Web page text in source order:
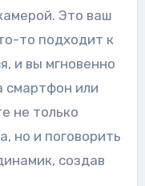
Это ваш
то подходит к
и вы мгновенно
смартфон или
не только
но и поговорить
создав